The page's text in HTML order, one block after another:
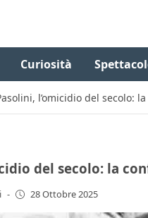
Curiosità
l’omicidio del secolo:
del secolo: la
- 28 Ottobre 2025